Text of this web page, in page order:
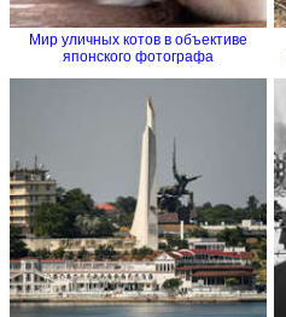
Мир уличных котов в объективе
японского фотографа